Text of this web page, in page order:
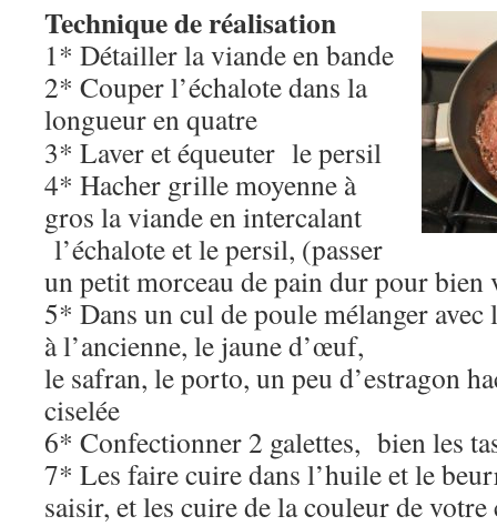
Technique de réalisation
1* Détailler la viande en bande
2* Couper l’échalote dans la
longueur en quatre
3* Laver et équeuter le persil
4* Hacher grille moyenne à
gros la viande en intercalant
l’échalote et le persil, (passer
un petit morceau de pain dur pour
5* Dans un cul de poule mélanger
à l’ancienne, le jaune d’œuf,
le safran, le porto, un peu d’estragon
ciselée
6* Confectionner 2 galettes, bien les
7* Les faire cuire dans l’huile et le
saisir, et les cuire de la couleur de